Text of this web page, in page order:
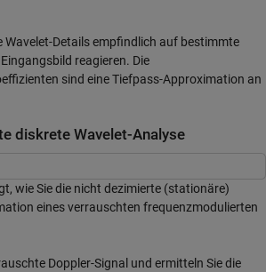
Wavelet-Details empfindlich auf bestimmte
reagieren. Die
sind eine Tiefpass-Approximation an
diskrete Wavelet-Analyse
wie Sie die nicht dezimierte (stationäre)
eines verrauschten frequenzmodulierten
Doppler-Signal und ermitteln Sie die